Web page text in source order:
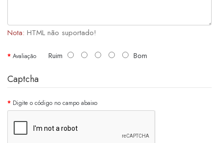
Nota: HTML não suportado!
Avaliação Ruim Bom
Captcha
Digite o código no campo abaixo